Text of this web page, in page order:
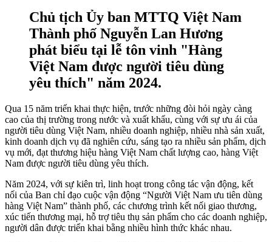
Chủ tịch Ủy ban MTTQ Việt Nam
Thành phố Nguyễn Lan Hương
phát biểu tại lễ tôn vinh "Hàng
Việt Nam được người tiêu dùng
yêu thích" năm 2024.
Qua 15 năm triển khai thực hiện, trước những đòi hỏi ngày càng
cao của thị trường trong nước và xuất khẩu, cùng với sự ưu ái của
người tiêu dùng Việt Nam, nhiều doanh nghiệp, nhiều nhà sản xuất,
kinh doanh dịch vụ đã nghiên cứu, sáng tạo ra nhiều sản phẩm, dịch
vụ mới, đạt thương hiệu hàng Việt Nam chất lượng cao, hàng Việt
Nam được người tiêu dùng yêu thích.
Năm 2024, với sự kiên trì, linh hoạt trong công tác vận động, kết
nối của Ban chỉ đạo cuộc vận động “Người Việt Nam ưu tiên dùng
hàng Việt Nam” thành phố, các chương trình kết nối giao thương,
xúc tiến thương mại, hỗ trợ tiêu thụ sản phẩm cho các doanh nghiệp,
người dân được triển khai bằng nhiều hình thức khác nhau.